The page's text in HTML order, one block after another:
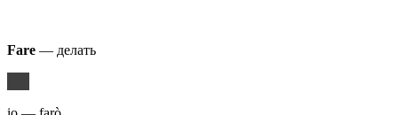
Fare — делать